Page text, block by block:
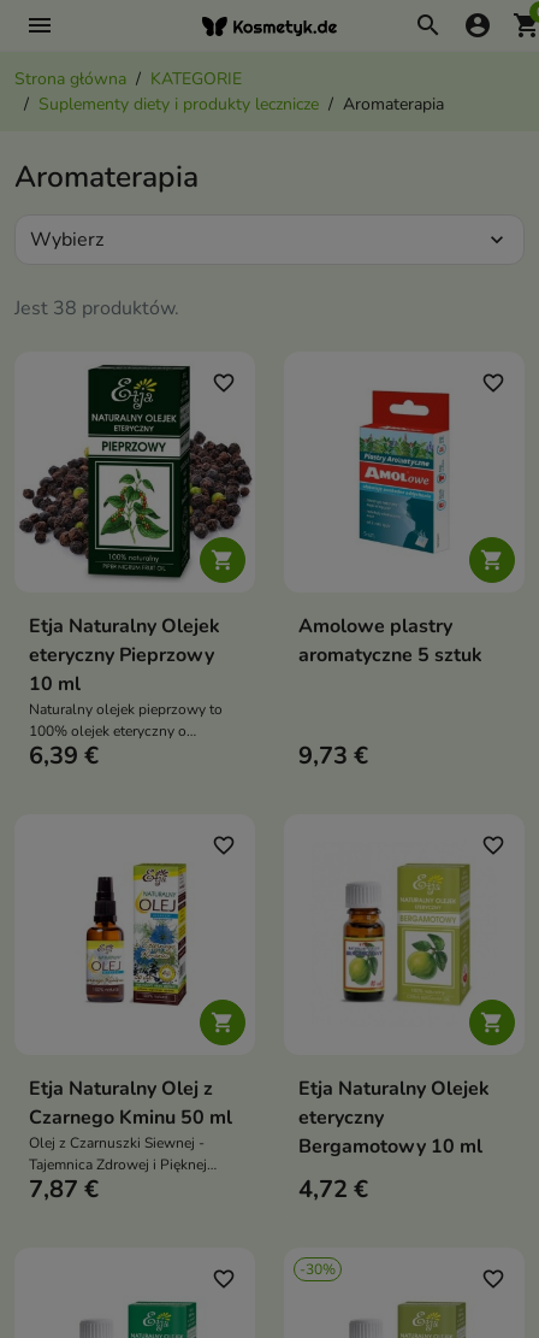
menu search account_circle
Strona główna
KATEGORIE
Suplementy diety i produkty lecznicze
Aromaterapia
Aromaterapia
Jest 38 produktów.
Wybierz expand_more

favorite_border
Etja Naturalny Olejek
eteryczny Pieprzowy
10 ml
Naturalny olejek pieprzowy to
100% olejek eteryczny o
działaniu rozgrzewającym,
6,39 €

favorite_border
Amolowe plastry
aromatyczne 5 sztuk
9,73 €

favorite_border
Etja Naturalny Olej z
Czarnego Kminu 50 ml
Olej z Czarnuszki Siewnej -
Tajemnica Zdrowej i Pięknej
Skóry
7,87 €

favorite_border
Etja Naturalny Olejek
eteryczny
Bergamotowy 10 ml
4,72 €
favorite_border -30% favorite_border